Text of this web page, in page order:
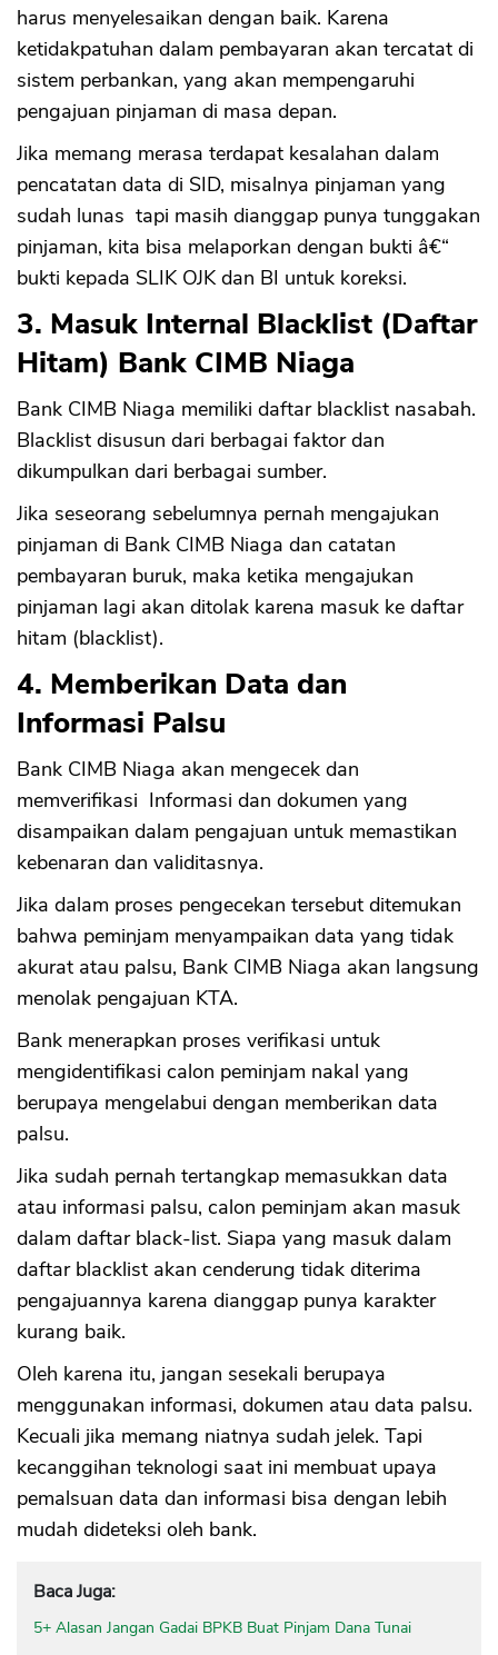
harus menyelesaikan dengan baik. Karena
ketidakpatuhan dalam pembayaran akan tercatat di
sistem perbankan, yang akan mempengaruhi
pengajuan pinjaman di masa depan.
Jika memang merasa terdapat kesalahan dalam
pencatatan data di SID, misalnya pinjaman yang
sudah lunas tapi masih dianggap punya tunggakan
pinjaman, kita bisa melaporkan dengan bukti â€“
bukti kepada SLIK OJK dan BI untuk koreksi.
3. Masuk Internal Blacklist (Daftar
Hitam) Bank CIMB Niaga
Bank CIMB Niaga memiliki daftar blacklist nasabah.
Blacklist disusun dari berbagai faktor dan
dikumpulkan dari berbagai sumber.
Jika seseorang sebelumnya pernah mengajukan
pinjaman di Bank CIMB Niaga dan catatan
pembayaran buruk, maka ketika mengajukan
pinjaman lagi akan ditolak karena masuk ke daftar
hitam (blacklist).
4. Memberikan Data dan
Informasi Palsu
Bank CIMB Niaga akan mengecek dan
memverifikasi Informasi dan dokumen yang
disampaikan dalam pengajuan untuk memastikan
kebenaran dan validitasnya.
Jika dalam proses pengecekan tersebut ditemukan
bahwa peminjam menyampaikan data yang tidak
akurat atau palsu, Bank CIMB Niaga akan langsung
menolak pengajuan KTA.
Bank menerapkan proses verifikasi untuk
mengidentifikasi calon peminjam nakal yang
berupaya mengelabui dengan memberikan data
palsu.
Jika sudah pernah tertangkap memasukkan data
atau informasi palsu, calon peminjam akan masuk
dalam daftar black-list. Siapa yang masuk dalam
daftar blacklist akan cenderung tidak diterima
pengajuannya karena dianggap punya karakter
kurang baik.
Oleh karena itu, jangan sesekali berupaya
menggunakan informasi, dokumen atau data palsu.
Kecuali jika memang niatnya sudah jelek. Tapi
kecanggihan teknologi saat ini membuat upaya
pemalsuan data dan informasi bisa dengan lebih
mudah dideteksi oleh bank.
Baca Juga:
5+ Alasan Jangan Gadai BPKB Buat Pinjam Dana Tunai